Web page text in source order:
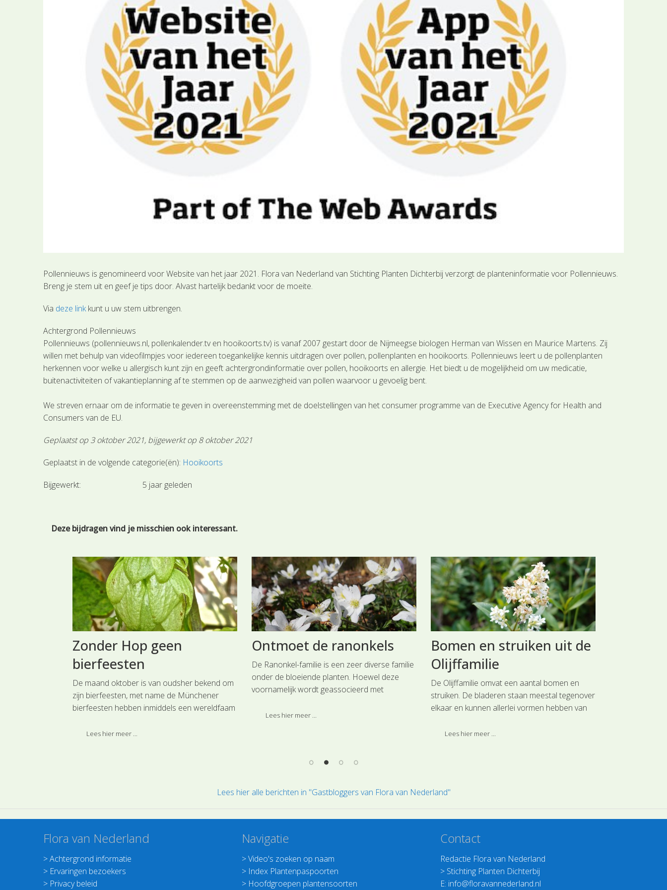
Pollennieuws is genomineerd voor Website van het jaar 2021. Flora van Nederland van Stichting Planten Dichterbij verzorgt de planteninformatie voor Pollennieuws.
Breng je stem uit en geef je tips door. Alvast hartelijk bedankt voor de moeite.
Via deze linkkunt u uw stem uitbrengen.
Achtergrond Pollennieuws
Pollennieuws (pollennieuws.nl, pollenkalender.tv en hooikoorts.tv) is vanaf 2007 gestart door de Nijmeegse biologen Herman van Wissen en Maurice Martens. Zij
willen met behulp van videofilmpjes voor iedereen toegankelijke kennis uitdragen over pollen, pollenplanten en hooikoorts. Pollennieuws leert u de pollenplanten
herkennen voor welke u allergisch kunt zijn en geeft achtergrondinformatie over pollen, hooikoorts en allergie. Het biedt u de mogelijkheid om uw medicatie,
buitenactiviteiten of vakantieplanning af te stemmen op de aanwezigheid van pollen waarvoor u gevoelig bent.
We streven ernaar om de informatie te geven in overeenstemming met de doelstellingen van het consumer programme van de Executive Agency for Health and
Consumers van de EU.
Geplaatst op 3 oktober 2021, bijgewerkt op 8 oktober 2021
Geplaatst in de volgende categorie(ën): Hooikoorts
Bijgewerkt: 5 jaar geleden
Deze bijdragen vind je misschien ook interessant.
Zonder Hop geen
bierfeesten
De maand oktober is van oudsher bekend om
zijn bierfeesten, met name de Münchener
bierfeesten hebben inmiddels een wereldfaam
Lees hier meer ...
Ontmoet de ranonkels
De Ranonkel-familie is een zeer diverse familie
onder de bloeiende planten. Hoewel deze
voornamelijk wordt geassocieerd met
Ranunculus, zal je Ranonkels veel vaker
Lees hier meer ...
Bomen en struiken uit de
Olijffamilie
De Olijffamilie omvat een aantal bomen en
struiken. De bladeren staan meestal tegenover
elkaar en kunnen allerlei vormen hebben van
bladeren. De bloemen zijn eveneens divers van
Lees hier meer ...
Lees hier alle berichten in "Gastbloggers van Flora van Nederland"
Flora van Nederland
>Achtergrond informatie
> Ervaringen bezoekers
> Privacy beleid
Navigatie
>Video's zoeken op naam
> Index Plantenpaspoorten
> Hoofdgroepen plantensoorten
Contact
Redactie Flora van Nederland
> Stichting Planten Dichterbij
E: info@floravannederland.nl